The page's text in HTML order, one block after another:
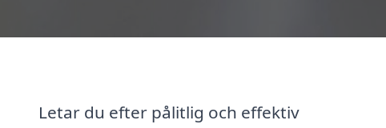
Letar du efter pålitlig och effektiv